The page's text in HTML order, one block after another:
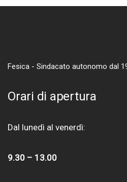
Fesica - Sindacato autonomo dal
Orari di apertura
Dal lunedì al venerdì:
9.30 – 13.00